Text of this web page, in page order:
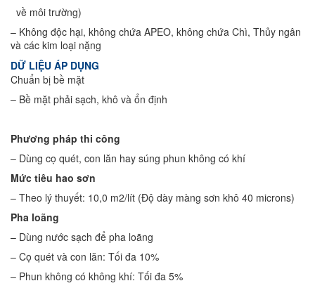
về môi trường)
– Không độc hại, không chứa APEO, không chứa Chì, Thủy ngân
và các kim loại nặng
DỮ LIỆU ÁP DỤNG
Chuẩn bị bề mặt
– Bề mặt phải sạch, khô và ổn định
Phương pháp thi công
– Dùng cọ quét, con lăn hay súng phun không có khí
Mức tiêu hao sơn
– Theo lý thuyết: 10,0 m2/lít (Độ dày màng sơn khô 40 microns)
Pha loãng
– Dùng nước sạch để pha loãng
– Cọ quét và con lăn: Tối đa 10%
– Phun không có không khí: Tối đa 5%